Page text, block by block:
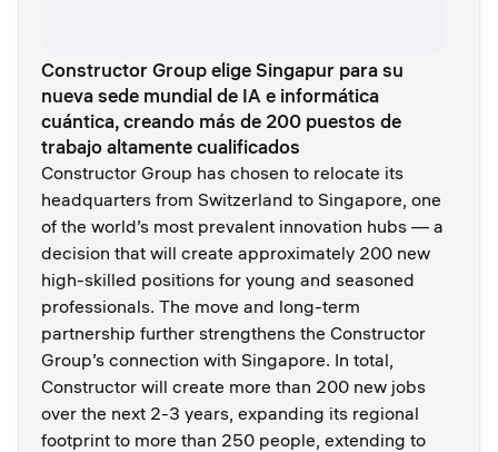
Constructor Group elige Singapur para su
nueva sede mundial de IA e informática
cuántica, creando más de 200 puestos de
trabajo altamente cualificados
Constructor Group has chosen to relocate its
headquarters from Switzerland to Singapore, one
of the world’s most prevalent innovation hubs — a
decision that will create approximately 200 new
high-skilled positions for young and seasoned
professionals. The move and long-term
partnership further strengthens the Constructor
Group’s connection with Singapore. In total,
Constructor will create more than 200 new jobs
over the next 2-3 years, expanding its regional
footprint to more than 250 people, extending to